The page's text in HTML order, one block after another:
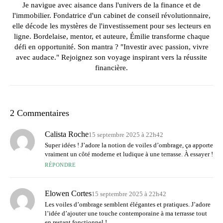
Je navigue avec aisance dans l'univers de la finance et de
l'immobilier. Fondatrice d'un cabinet de conseil révolutionnaire,
elle décode les mystères de l'investissement pour ses lecteurs en
ligne. Bordelaise, mentor, et auteure, Émilie transforme chaque
défi en opportunité. Son mantra ? "Investir avec passion, vivre
avec audace." Rejoignez son voyage inspirant vers la réussite
financière.
2 Commentaires
Calista Roche15 septembre 2025 à 22h42
Super idées ! J’adore la notion de voiles d’ombrage, ça apporte
vraiment un côté moderne et ludique à une terrasse. À essayer !
RÉPONDRE
Elowen Cortes15 septembre 2025 à 22h42
Les voiles d’ombrage semblent élégantes et pratiques. J’adore
l’idée d’ajouter une touche contemporaine à ma terrasse tout